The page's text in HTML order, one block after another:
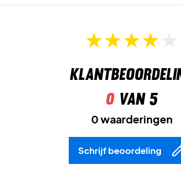
0van 5
0 waarderingen
Schrijf beoordeling